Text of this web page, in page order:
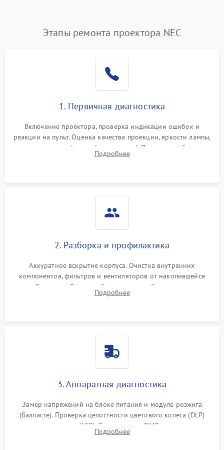
Нестабильная яркость или
контраст
4000 ₽ Подробнее →
Неравномерная подсветка
автоматическая коррекция
трапеции (Keystone)
Проблемы с
масштабированием
Подробнее →
Этапы ремонта проектора NEC
1. Первичная диагностика
Включение проектора, проверка индикации ошибок и
реакции на пульт. Оценка качества проекции, яркости лампы,
наличия артефактов (точки, пятна). Проверка работы
системы охлаждения по уровню шума вентиляторов.
Подробнее
2. Разборка и профилактика
Аккуратное вскрытие корпуса. Очистка внутренних
компонентов, фильтров и вентиляторов от накопившейся
пыли. Визуальный осмотр блока питания, балласта лампы и
материнской платы на наличие прогаров или вздутых
Подробнее
3. Аппаратная диагностика
Замер напряжений на блоке питания и модуле розжига
(балласте). Проверка целостности цветового колеса (DLP)
или поляризаторов (LCD). Тестирование DMD-чипа, датчиков
температуры и оптопар с помощью мультиметра и
Подробнее